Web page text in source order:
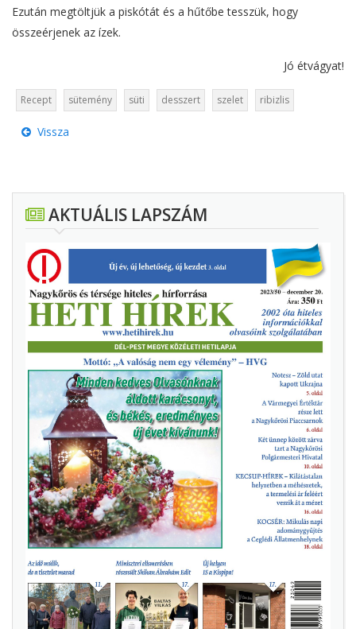
Ezután megtöltjük a piskótát és a hűtőbe tesszük, hogy
összeérjenek az ízek.
Jó étvágyat!
Recept sütemény süti desszert szelet ribizlis
Vissza
AKTUÁLIS LAPSZÁM